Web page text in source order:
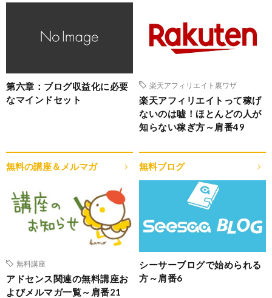
第六章：ブログ収益化に必要
なマインドセット
楽天アフィリエイト裏ワザ
楽天アフィリエイトって稼げ
ないのは嘘！ほとんどの人が
知らない稼ぎ方～肩番49
無料の講座＆メルマガ
無料講座
アドセンス関連の無料講座お
よびメルマガ一覧～肩番21
無料ブログ
シーサーブログで始められる
方～肩番6